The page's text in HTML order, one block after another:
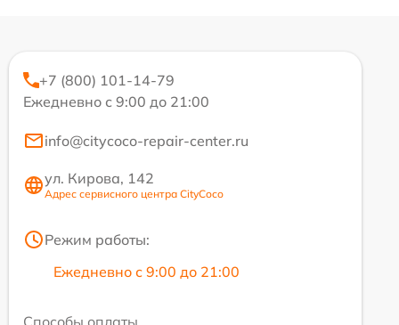
+7 (800) 101-14-79
Ежедневно с 9:00 до 21:00
info@citycoco-repair-center.ru
ул. Кирова, 142
Адрес сервисного центра CityCoco
Режим работы:
Ежедневно с 9:00 до 21:00